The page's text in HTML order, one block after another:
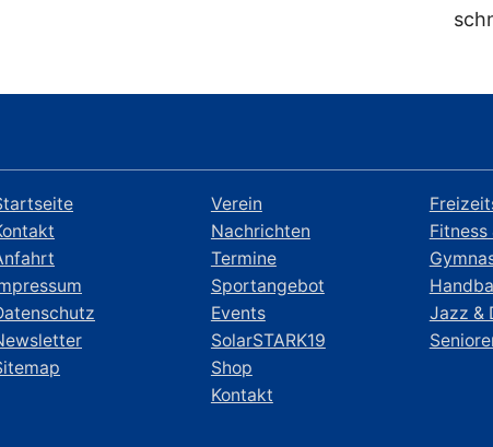
Verein
Nachrichten
Termine
Sportangebot
Events
SolarSTARK19
Shop
Kontakt
Fitness
Jazz &